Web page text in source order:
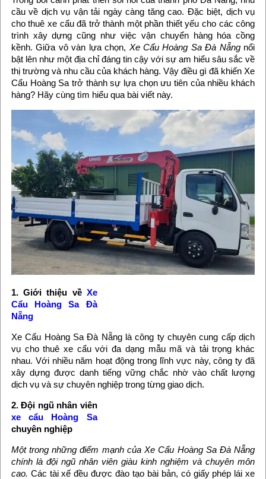
cầu về dịch vụ vận tải ngày càng tăng cao. Đặc biệt, dịch vụ
cho thuê xe cẩu đã trở thành một phần thiết yếu cho các công
trình xây dựng cũng như việc vận chuyển hàng hóa cồng
kềnh. Giữa vô vàn lựa chọn, Xe Cẩu Hoàng Sa Đà Nẵngnổi
bật lên như một địa chỉ đáng tin cậy với sự am hiểu sâu sắc về
thị trường và nhu cầu của khách hàng. Vậy điều gì đã khiến Xe
Cẩu Hoàng Sa trở thành sự lựa chọn ưu tiên của nhiều khách
hàng? Hãy cùng tìm hiểu qua bài viết này.
1. Giới thiệu về Xe
Cẩu Hoàng Sa Đà
Nẵng
Xe Cẩu Hoàng Sa Đà Nẵng là công ty chuyên cung cấp dịch
vụ cho thuê xe cẩu với đa dạng mẫu mã và tải trọng khác
nhau. Với nhiều năm hoạt động trong lĩnh vực này, công ty đã
xây dựng được danh tiếng vững chắc nhờ vào chất lượng
dịch vụ và sự chuyên nghiệp trong từng giao dịch.
2. Đội ngũ nhân viên
xe cẩu Hoàng Sa
chuyên nghiệp
Một trong những điểm mạnh của Xe Cẩu Hoàng Sa Đà Nẵng
chính là đội ngũ nhân viên giàu kinh nghiệm và chuyên môn
cao. Các tài xế đều được đào tạo bài bản, có giấy phép lái xe